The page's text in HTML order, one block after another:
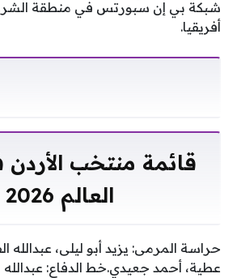
شبكة بي إن سبورتس في منطقة
أفريقيا.
قائمة منتخب
العالم 2026
حراسة المرمى: يزيد أبو ليلى، عبدالله
عطية، أحمد جعيدي.خط الدفاع: